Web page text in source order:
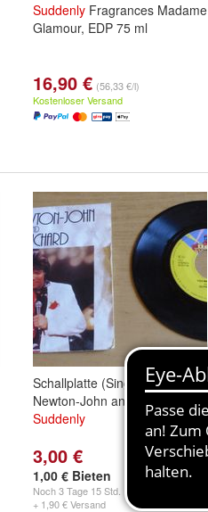
Suddenly Fragrances Madame
Glamour, EDP 75 ml
16,90 € (56,33 €/l)
Kostenloser Versand
Schallplatte (Single): Olivia
Newton-John and Cliff Richard,
Suddenly
3,00 €
1,00 € Bieten
Noch3 Tage 15 Std.
+ 1,90 € Versand